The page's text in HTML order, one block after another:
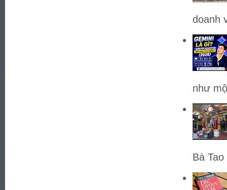
doanh
như
Bà